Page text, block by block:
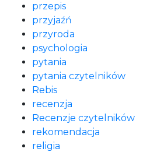
przepis
przyjaźń
przyroda
psychologia
pytania
pytania czytelników
Rebis
recenzja
Recenzje czytelników
rekomendacja
religia